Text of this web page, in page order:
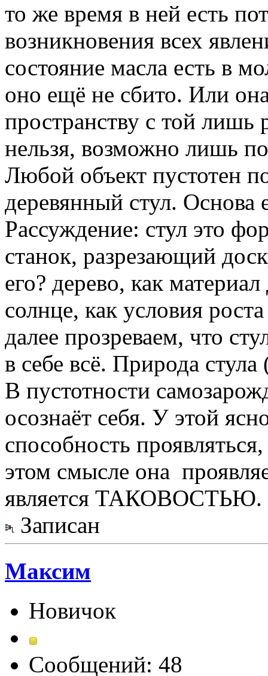
то же время в ней есть
возникновения всех
состояние масла есть в
оно ещё не сбито. Или
пространству с той лишь
нельзя, возможно лишь
Любой объект пустотен
деревянный стул. Основа
Рассуждение: стул это
станок, разрезающий
его? дерево, как
солнце, как условия
далее прозреваем, что
в себе всё. Природа
В пустотности
осознаёт себя. У этой
способность
этом смысле она
является ТАКОВОСТЬЮ.
Записан
Максим
Новичок
Сообщений: 48